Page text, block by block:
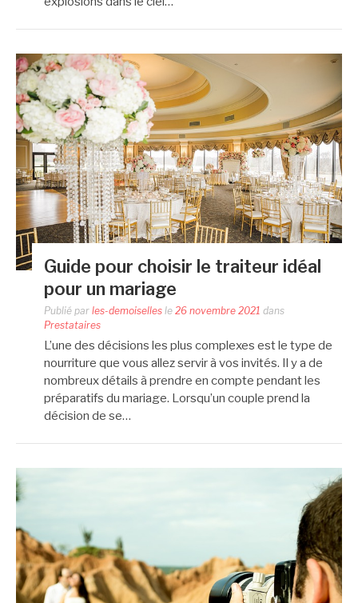
Guide pour choisir le traiteur idéal
pour un mariage
Publié par les-demoiselles le 26 novembre 2021 dans
Prestataires
L’une des décisions les plus complexes est le type de
nourriture que vous allez servir à vos invités. Il y a de
nombreux détails à prendre en compte pendant les
préparatifs du mariage. Lorsqu’un couple prend la
décision de se…